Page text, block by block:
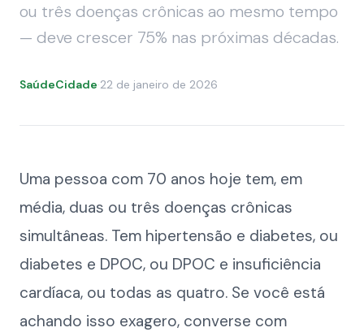
ou três doenças crônicas ao mesmo tempo
— deve crescer 75% nas próximas décadas.
SaúdeCidade·22 de janeiro de 2026
Uma pessoa com 70 anos hoje tem, em
média, duas ou três doenças crônicas
simultâneas. Tem hipertensão e diabetes, ou
diabetes e DPOC, ou DPOC e insuficiência
cardíaca, ou todas as quatro. Se você está
achando isso exagero, converse com